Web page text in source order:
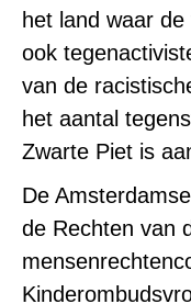
het land waar
ook
van de
het aantal
Zwarte Piet is
De
de Rechten van